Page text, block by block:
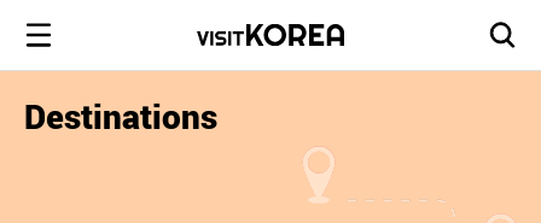
Destinations